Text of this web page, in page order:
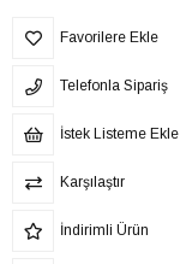
Favorilere Ekle
Telefonla Sipariş
İstek Listeme Ekle
Karşılaştır
İndirimli Ürün